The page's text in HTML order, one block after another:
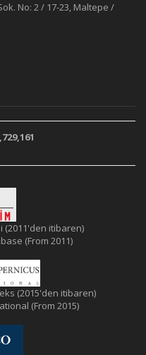
No: 2 / 17-23, Maltepe /
(2011'den itibaren)
(From 2011)
(2015'den itibaren)
(From 2015)